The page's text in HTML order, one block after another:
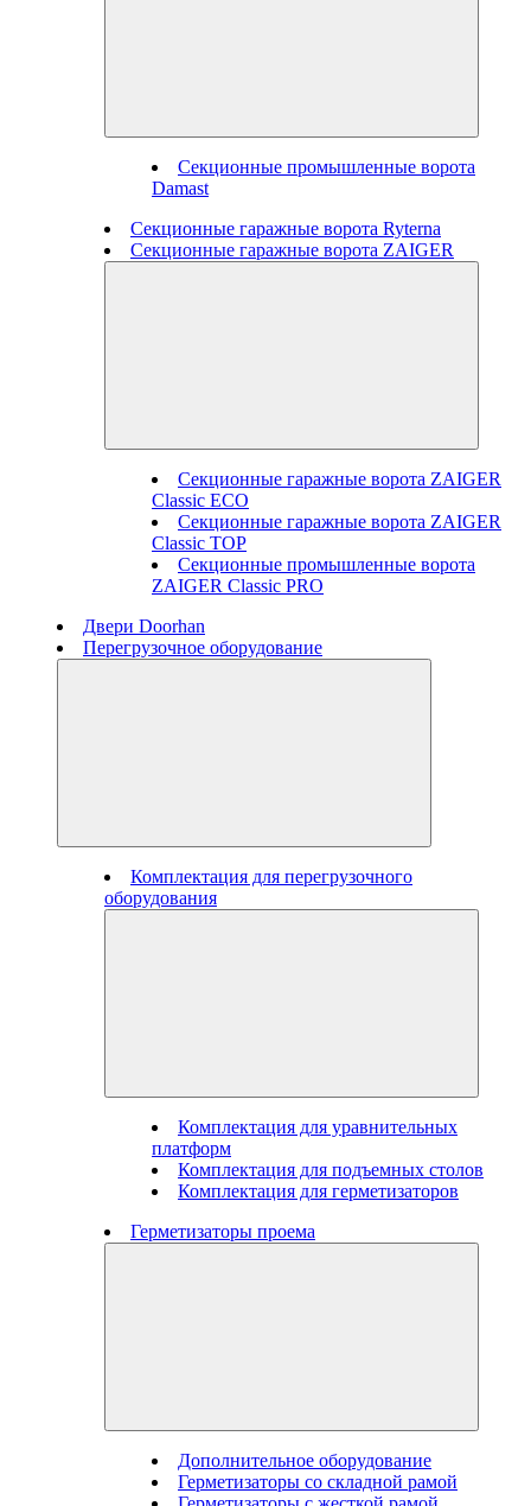
Секционные промышленные ворота
Damast
Секционные гаражные ворота Ryterna
Секционные гаражные ворота ZAIGER
Секционные гаражные ворота ZAIGER
Classic ECO
Секционные гаражные ворота ZAIGER
Classic TOP
Секционные промышленные ворота
ZAIGER Classic PRO
Двери Doorhan
Перегрузочное оборудование
Комплектация для перегрузочного
оборудования
Комплектация для уравнительных
платформ
Комплектация для подъемных столов
Комплектация для герметизаторов
Герметизаторы проема
Дополнительное оборудование
Герметизаторы со складной рамой